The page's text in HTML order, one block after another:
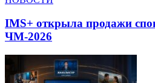
IMS+ открыла продажи
ЧМ-2026